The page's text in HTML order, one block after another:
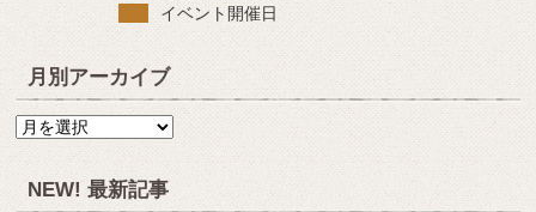
イベント開催日
月別アーカイブ
月
ーNEW! 最新記事